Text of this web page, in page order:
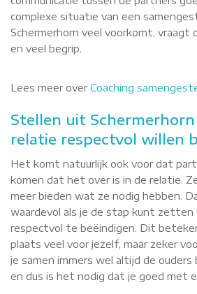
complexe situatie van een
Schermerhorn veel voorkomt, vraagt
en veel begrip.
Lees meer overCoaching
Stellen uit
relatie respectvol willen
Het komt natuurlijk ook voor dat
komen dat het over is in de relatie.
meer bieden wat ze nodig hebben.
waardevol als je de stap kunt zetten
respectvol te beëindigen. Dit
plaats veel voor jezelf, maar zeker
je samen immers wel altijd de
en dus is het nodig dat je goed met